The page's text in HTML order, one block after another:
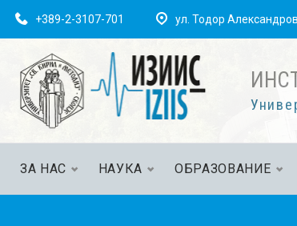
+389-2-3107-701 ул. Тодор
ЗА НАС НАУКА ОБРАЗОВАНИЕ